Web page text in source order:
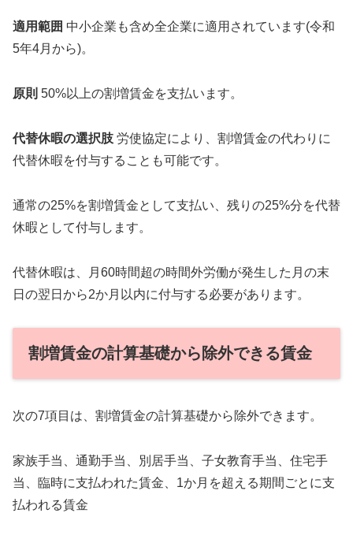
適用範囲 中小企業も含め全企業に適用されています(令和
5年4月から)。
原則 50%以上の割増賃金を支払います。
代替休暇の選択肢 労使協定により、割増賃金の代わりに
代替休暇を付与することも可能です。
通常の25%を割増賃金として支払い、残りの25%分を代替
休暇として付与します。
代替休暇は、月60時間超の時間外労働が発生した月の末
日の翌日から2か月以内に付与する必要があります。
割増賃金の計算基礎から除外できる賃金
次の7項目は、割増賃金の計算基礎から除外できます。
家族手当、通勤手当、別居手当、子女教育手当、住宅手
当、臨時に支払われた賃金、1か月を超える期間ごとに支
払われる賃金